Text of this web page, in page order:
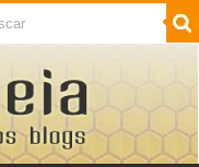
SaÃºde